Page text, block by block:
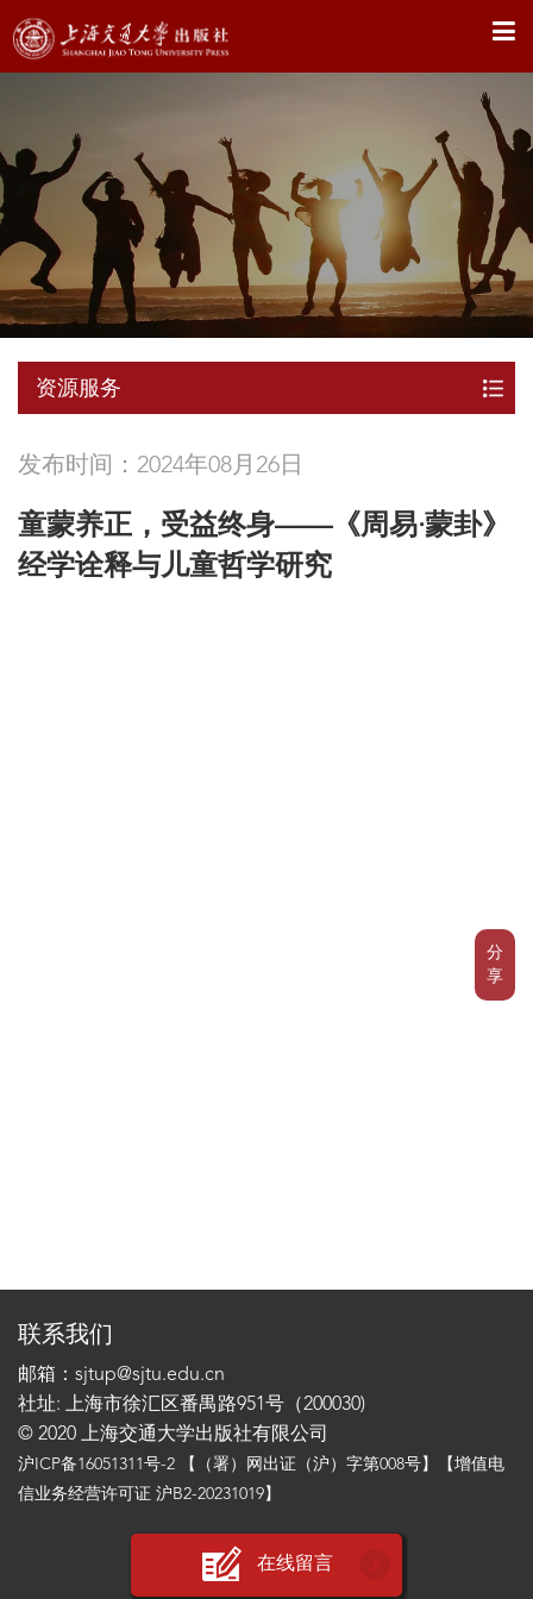
X
分
享
资源服务
发布时间：2024年08月26日
童蒙养正，受益终身——《周易·蒙卦》
经学诠释与儿童哲学研究
联系我们
邮箱：sjtup@sjtu.edu.cn
社址: 上海市徐汇区番禺路951号（200030)
© 2020 上海交通大学出版社有限公司
沪ICP备16051311号-2 【（署）网出证（沪）字第008号】【增值电
信业务经营许可证 沪B2-20231019】
在线留言